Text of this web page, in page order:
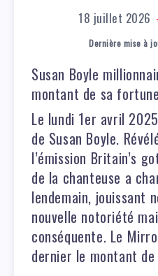
18 juillet 2026
Dernière mise à
Susan Boyle
montant de sa
Le lundi 1er avril
de Susan Boyle.
l’émission Britain’s
de la chanteuse a
lendemain, jouissant
nouvelle notoriété
conséquente. Le
dernier le montant